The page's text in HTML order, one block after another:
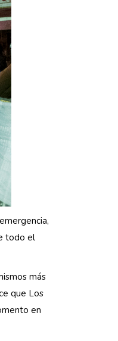
todo el
más
que Los
en